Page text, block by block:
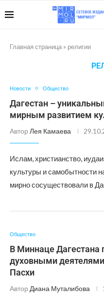
Главная страница » религии
Новости Общество
Дагестан –
мирным развитием
Автор Лея Камаева
Ислам, христианство,
культуры и самобытности
мирно сосуществовали в
Общество
В Миннаце Дагестана
духовными
Пасхи
Автор Диана Муталибова